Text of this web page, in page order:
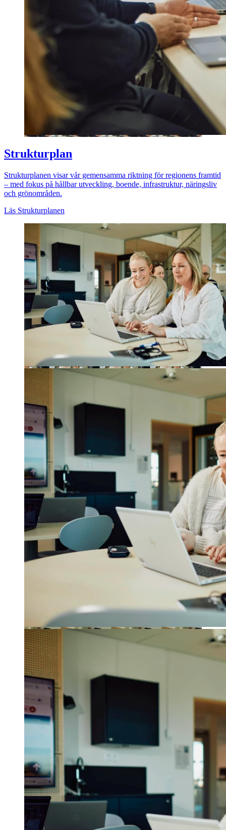
Strukturplan
Strukturplanen visar vår gemensamma riktning för regionens framtid
– med fokus på hållbar utveckling, boende, infrastruktur, näringsliv
och grönområden.
Läs Strukturplanen